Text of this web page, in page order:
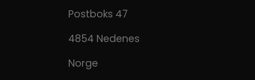
Postboks 47
4854 Nedenes
Norge